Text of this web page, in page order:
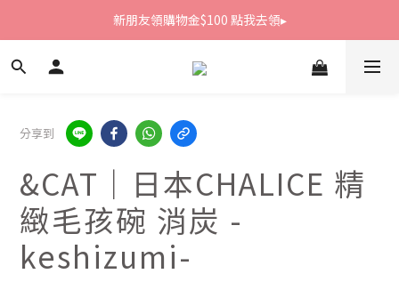
新朋友領購物金$100 點我去領▸
新朋友領購物金$100 點我去領▸
全館滿1800免運
分享到
&CAT｜日本CHALICE 精
緻毛孩碗 消炭 -
keshizumi-